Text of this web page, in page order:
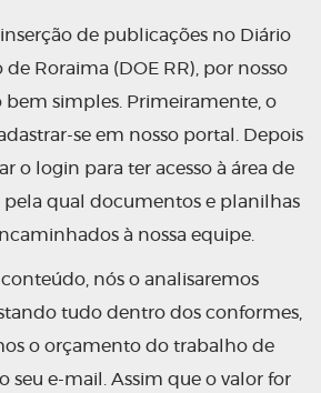
inserção de publicações no Diário
Roraima (DOE RR), por nosso
bem simples. Primeiramente, o
se em nosso portal. Depois
o login para ter acesso à área de
pela qual documentos e planilhas
à nossa equipe.
nós o analisaremos
tudo dentro dos conformes,
o orçamento do trabalho de
seu e-mail. Assim que o valor for